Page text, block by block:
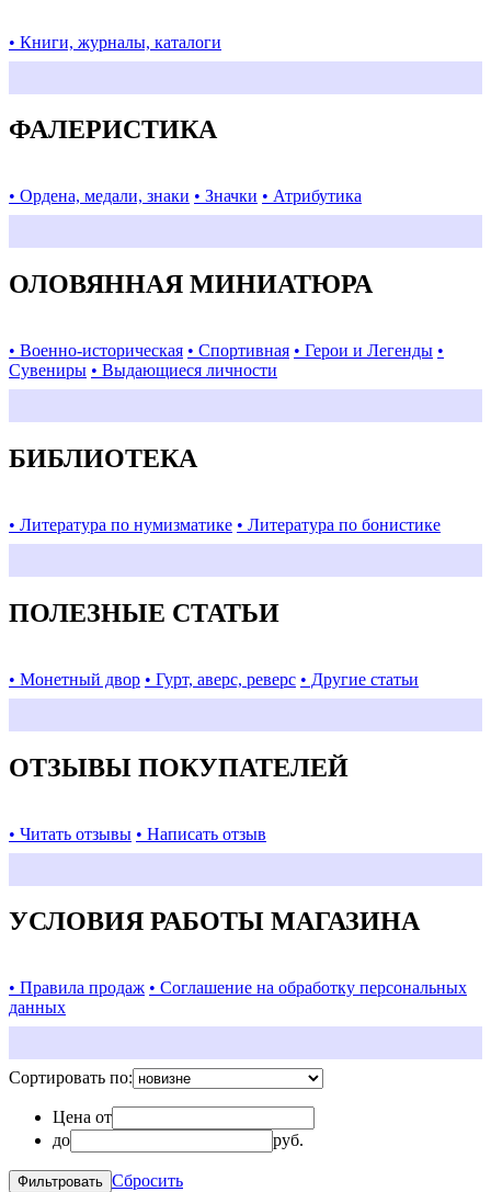
• Книги, журналы, каталоги
ФАЛЕРИСТИКА
• Ордена, медали, знаки • Значки • Атрибутика
ОЛОВЯННАЯ МИНИАТЮРА
• Военно-историческая • Спортивная • Герои и Легенды •
Сувениры • Выдающиеся личности
БИБЛИОТЕКА
• Литература по нумизматике • Литература по бонистике
ПОЛЕЗНЫЕ СТАТЬИ
• Монетный двор • Гурт, аверс, реверс • Другие статьи
ОТЗЫВЫ ПОКУПАТЕЛЕЙ
• Читать отзывы • Написать отзыв
УСЛОВИЯ РАБОТЫ МАГАЗИНА
• Правила продаж • Соглашение на обработку персональных
данных
Сортировать по:
Цена от
до
руб.
Сбросить